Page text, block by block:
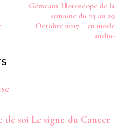
Gémeaux Horoscope de la
semaine du 23 au 29
Octobre 2017 – en mode
audio-
de soi Le signe du Cancer